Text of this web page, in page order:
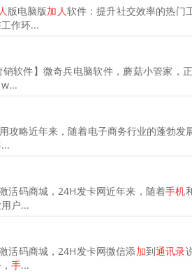
人版电脑版加人软件：提升社交效率的热门
作环...
软件】微奇兵电脑软件，蘑菇小管家，
攻略近年来，随着电子商务行业的蓬勃发
活码商城，24H发卡网近年来，随着手机
户...
活码商城，24H发卡网微信添加到通讯录
手...